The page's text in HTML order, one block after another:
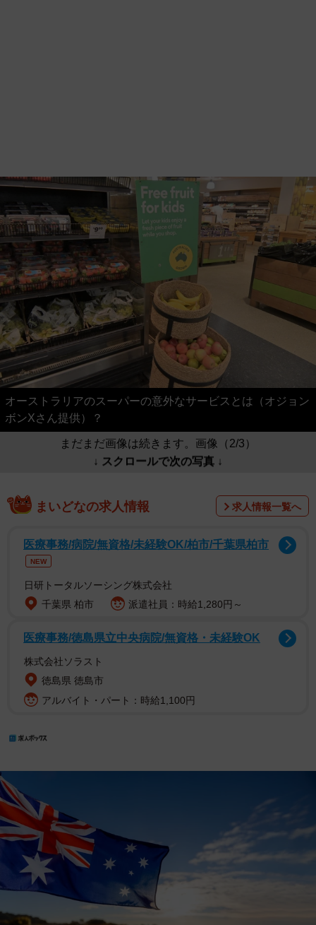
オーストラリアのスーパーの意外なサービスとは（オジョン
ボンXさん提供）？
まだまだ画像は続きます。画像（2/3）
↓ スクロールで次の写真 ↓
まいどなの求人情報 求人情報一覧へ
医療事務/病院/無資格/未経験OK/柏市/千葉県柏市
NEW
日研トータルソーシング株式会社
千葉県 柏市
派遣社員：時給1,280円～
医療事務/徳島県立中央病院/無資格・未経験OK
株式会社ソラスト
徳島県 徳島市
アルバイト・パート：時給1,100円